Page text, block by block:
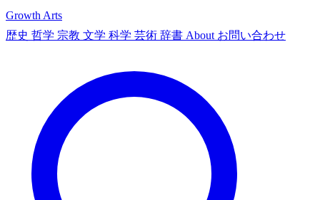
Growth Arts
歴史 哲学 宗教 文学 科学 芸術 辞書 About お問い合わせ